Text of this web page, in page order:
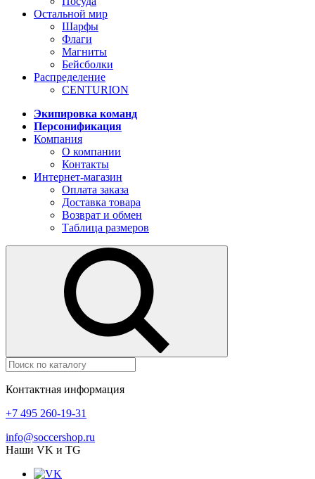
Остальной мир
Шарфы
Флаги
Магниты
Бейсболки
Распределение
CENTURION
Экипировка команд
Персонификация
Компания
О компании
Контакты
Интернет-магазин
Оплата заказа
Доставка товара
Возврат и обмен
Таблица размеров
Контактная информация
+7 495 260-19-31
info@soccershop.ru
Наши VK и TG